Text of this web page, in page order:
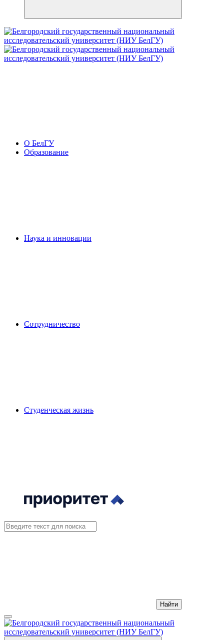
О БелГУ
Образование
Наука и инновации
Сотрудничество
Студенческая жизнь
Найти